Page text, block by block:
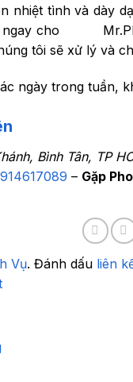
nhiệt tình và dày
ngay cho
tôi sẽ xử lý và
ngày trong tuần,
Bình Tân, TP
– Gặp
Vụ. Đánh dấu liên